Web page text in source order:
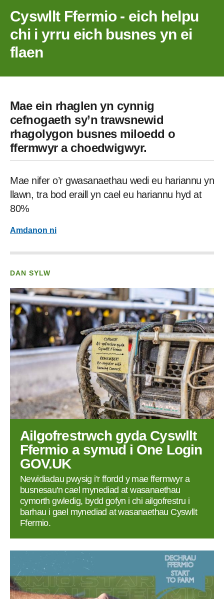
Cyswllt Ffermio - eich helpu
chi i yrru eich busnes yn ei
flaen
Mae ein rhaglen yn cynnig
cefnogaeth sy’n trawsnewid
rhagolygon busnes miloedd o
ffermwyr a choedwigwyr.
Mae nifer o’r gwasanaethau wedi eu hariannu yn
llawn, tra bod eraill yn cael eu hariannu hyd at
80%
Amdanon ni
DAN SYLW
Ailgofrestrwch gyda Cyswllt
Ffermio a symud i One Login
GOV.UK
Newidiadau pwysig i'r ffordd y mae ffermwyr a
busnesau'n cael mynediad at wasanaethau
cymorth gwledig, bydd gofyn i chi ailgofrestru i
barhau i gael mynediad at wasanaethau Cyswllt
Ffermio.